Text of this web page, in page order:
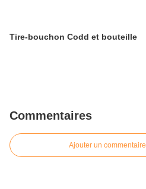
Tire-bouchon Codd et bouteille
Commentaires
Ajouter un commentaire